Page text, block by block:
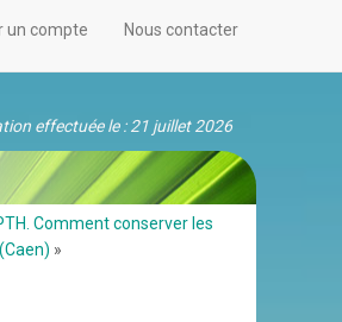
effectuée le : 21 juillet 2026
un compte Nous contacter
Comment conserver les
»